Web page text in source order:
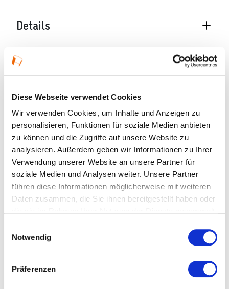
Diese Webseite verwendet Cookies
Wir verwenden Cookies, um Inhalte und Anzeigen zu
personalisieren, Funktionen für soziale Medien anbieten
zu können und die Zugriffe auf unsere Website zu
analysieren. Außerdem geben wir Informationen zu Ihrer
Verwendung unserer Website an unsere Partner für
soziale Medien und Analysen weiter. Unsere Partner
führen diese Informationen möglicherweise mit weiteren
Daten zusammen, die Sie ihnen bereitgestellt haben oder
Notwendig
Präferenzen
Details
16.07.2026, 18:00 Uhr — 19:30 Uhr in Offenbach
am Main
Veranstaltungstyp:Lesung
Kosten und Anmeldung
Ort und Anfahrt
Veranstaltet von